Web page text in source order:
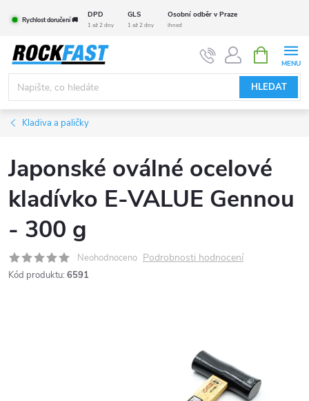
obsah
Rychlost doručení 🚚
DPD GLS Osobní odběr v Praze
1 až 2 dny 1 až 2 dny ihned
HLEDAT
NÁKUPNÍ
KOŠÍK
Kladiva a paličky
Japonské oválné ocelové
kladívko E-VALUE Gennou
- 300 g
Neohodnoceno Podrobnosti hodnocení
Kód produktu: 6591